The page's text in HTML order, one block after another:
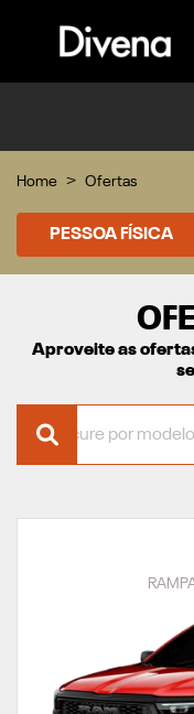
Home Ofertas
PESSOA FÍSICA
Aproveite as